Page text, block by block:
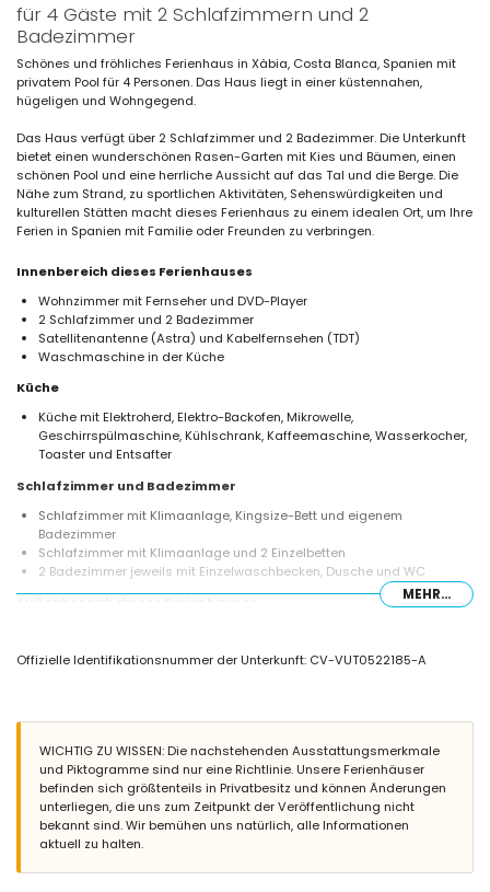
für 4 Gäste mit 2 Schlafzimmern und 2
Badezimmer
Schönes und fröhliches Ferienhaus in Xàbia, Costa Blanca, Spanien mit
privatem Pool für 4 Personen. Das Haus liegt in einer küstennahen,
hügeligen und Wohngegend.
Das Haus verfügt über 2 Schlafzimmer und 2 Badezimmer. Die Unterkunft
bietet einen wunderschönen Rasen-Garten mit Kies und Bäumen, einen
schönen Pool und eine herrliche Aussicht auf das Tal und die Berge. Die
Nähe zum Strand, zu sportlichen Aktivitäten, Sehenswürdigkeiten und
kulturellen Stätten macht dieses Ferienhaus zu einem idealen Ort, um Ihre
Ferien in Spanien mit Familie oder Freunden zu verbringen.
Innenbereich dieses Ferienhauses
Wohnzimmer mit Fernseher und DVD-Player
2 Schlafzimmer und 2 Badezimmer
Satellitenantenne (Astra) und Kabelfernsehen (TDT)
Waschmaschine in der Küche
Küche
Küche mit Elektroherd, Elektro-Backofen, Mikrowelle,
Geschirrspülmaschine, Kühlschrank, Kaffeemaschine, Wasserkocher,
Toaster und Entsafter
Schlafzimmer und Badezimmer
Schlafzimmer mit Klimaanlage, Kingsize-Bett und eigenem
Badezimmer
Schlafzimmer mit Klimaanlage und 2 Einzelbetten
2 Badezimmer jeweils mit Einzelwaschbecken, Dusche und WC
Sonnenliegen
Essbereich im Freien
2 private überdachte Parkplätze
Weitere Informationen
Nächster Ort: Xàbia (innerhalb von 5 Kilometern vom Haus)
Nächster Strand: El Arenal, Xàbia (innerhalb von 5 Kilometern vom
Haus)
vom Haus)
MEHR...
Offizielle Identifikationsnummer der Unterkunft: CV-VUT0522185-A
WICHTIG ZU WISSEN: Die nachstehenden Ausstattungsmerkmale
und Piktogramme sind nur eine Richtlinie. Unsere Ferienhäuser
befinden sich größtenteils in Privatbesitz und können Änderungen
unterliegen, die uns zum Zeitpunkt der Veröffentlichung nicht
bekannt sind. Wir bemühen uns natürlich, alle Informationen
aktuell zu halten.